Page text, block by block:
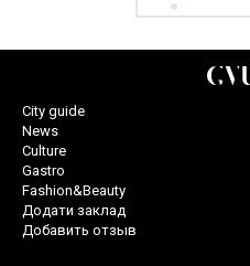
City guide
News
Culture
Gastro
Fashion&Beauty
Додати заклад
Добавить отзыв